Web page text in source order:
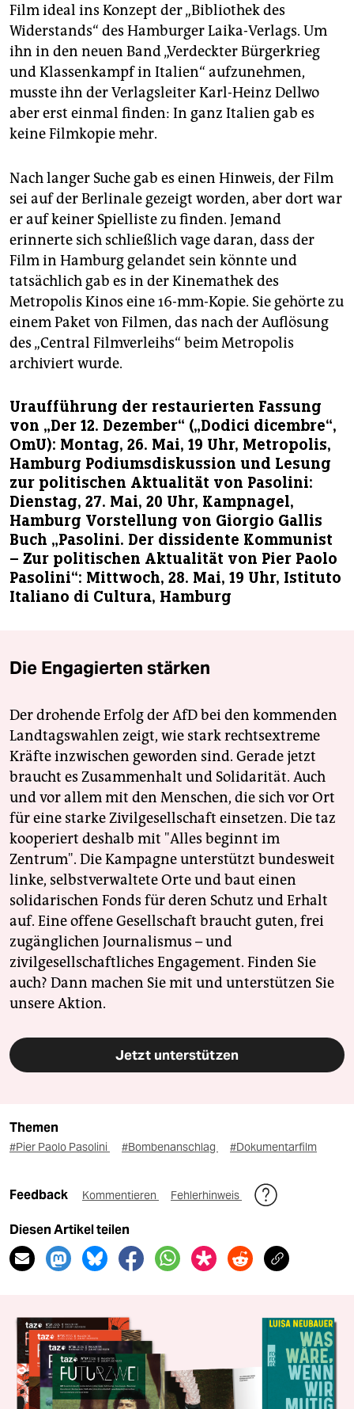
Film ideal ins Konzept der „Bibliothek des
Widerstands“ des Hamburger Laika-Verlags. Um
ihn in den neuen Band „Verdeckter Bürgerkrieg
und Klassenkampf in Italien“ aufzunehmen,
musste ihn der Verlagsleiter Karl-Heinz Dellwo
aber erst einmal finden: In ganz Italien gab es
keine Filmkopie mehr.
Nach langer Suche gab es einen Hinweis, der Film
sei auf der Berlinale gezeigt worden, aber dort war
er auf keiner Spielliste zu finden. Jemand
erinnerte sich schließlich vage daran, dass der
Film in Hamburg gelandet sein könnte und
tatsächlich gab es in der Kinemathek des
Metropolis Kinos eine 16-mm-Kopie. Sie gehörte zu
einem Paket von Filmen, das nach der Auflösung
des „Central Filmverleihs“ beim Metropolis
archiviert wurde.
Uraufführung der restaurierten Fassung
von „Der 12. Dezember“ („Dodici dicembre“,
OmU): Montag, 26. Mai, 19 Uhr, Metropolis,
Hamburg Podiumsdiskussion und Lesung
zur politischen Aktualität von Pasolini:
Dienstag, 27. Mai, 20 Uhr, Kampnagel,
Hamburg Vorstellung von Giorgio Gallis
Buch „Pasolini. Der dissidente Kommunist
– Zur politischen Aktualität von Pier Paolo
Pasolini“: Mittwoch, 28. Mai, 19 Uhr, Istituto
Italiano di Cultura, Hamburg
Die Engagierten stärken
Der drohende Erfolg der AfD bei den kommenden
Landtagswahlen zeigt, wie stark rechtsextreme
Kräfte inzwischen geworden sind. Gerade jetzt
braucht es Zusammenhalt und Solidarität. Auch
und vor allem mit den Menschen, die sich vor Ort
für eine starke Zivilgesellschaft einsetzen. Die taz
kooperiert deshalb mit "Alles beginnt im
Zentrum". Die Kampagne unterstützt bundesweit
linke, selbstverwaltete Orte und baut einen
solidarischen Fonds für deren Schutz und Erhalt
auf. Eine offene Gesellschaft braucht guten, frei
zugänglichen Journalismus – und
zivilgesellschaftliches Engagement. Finden Sie
auch? Dann machen Sie mit und unterstützen Sie
unsere Aktion.
Jetzt unterstützen
Themen
#Pier Paolo Pasolini #Bombenanschlag #Dokumentarfilm
Feedback Kommentieren Fehlerhinweis
Diesen Artikel teilen